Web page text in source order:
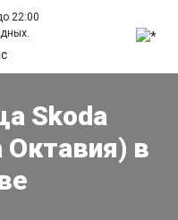
22:00
Skoda
в